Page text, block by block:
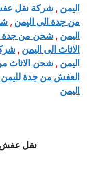
اليمن, شركة نقل
من جدة الى اليمن,
اليمن, شحن من جدة
الاثاث الى اليمن,
اليمن, شحن الاثاث
العفش من جدة لليمن
اليمن
نقل عفش